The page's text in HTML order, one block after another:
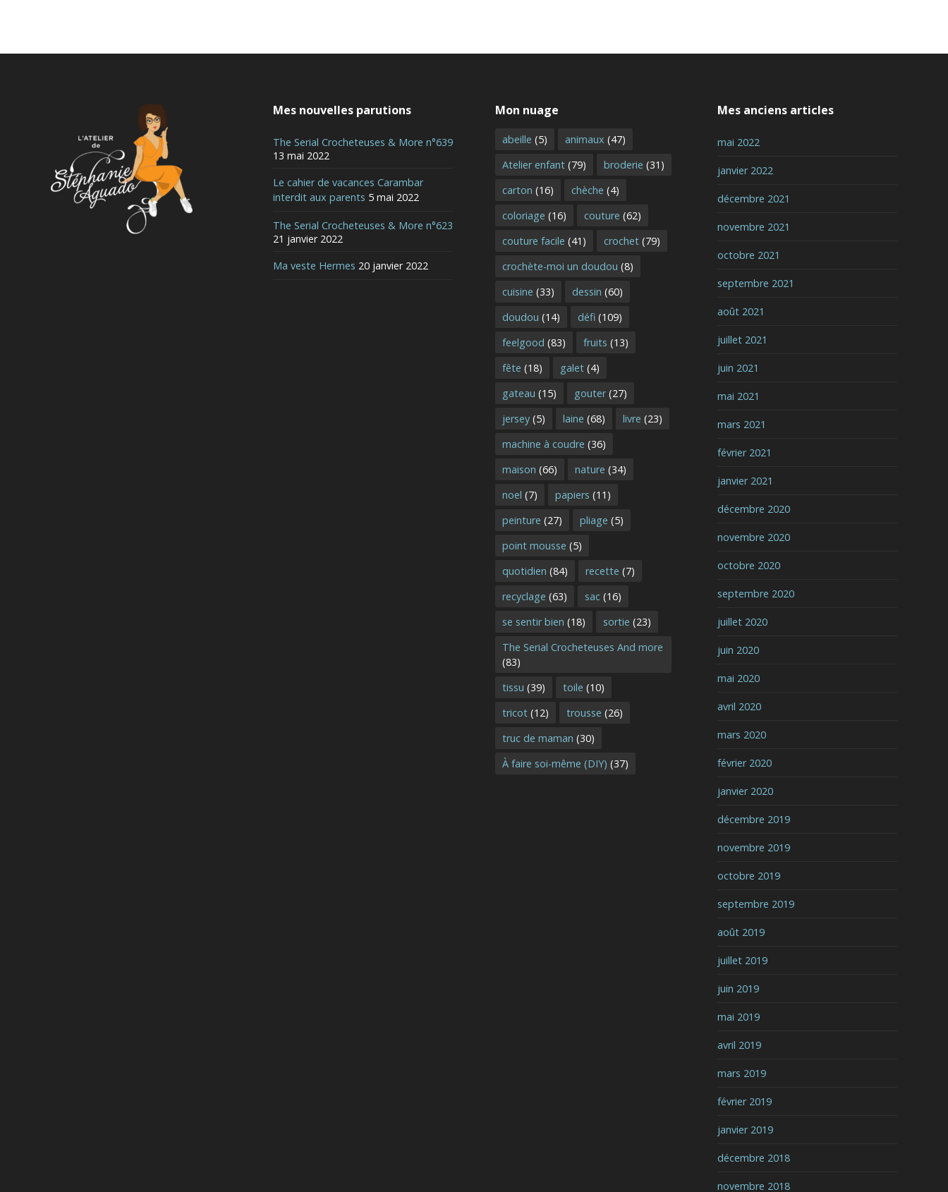
Mes nouvelles parutions
The Serial Crocheteuses & More n°639
13 mai 2022
Le cahier de vacances Carambar
interdit aux parents 5 mai 2022
The Serial Crocheteuses & More n°623
21 janvier 2022
Ma veste Hermes 20 janvier 2022
Mon nuage
abeille (5) animaux (47)
Atelier enfant (79) broderie (31)
carton (16) chèche (4)
coloriage (16) couture (62)
couture facile (41) crochet (79)
crochète-moi un doudou (8)
cuisine (33) dessin (60)
doudou (14) défi (109)
feelgood (83) fruits (13)
fête (18) galet (4)
gateau (15) gouter(27)
jersey (5) laine (68) livre (23)
machine à coudre (36)
maison (66) nature (34)
noel (7) papiers (11)
peinture (27) pliage (5)
point mousse (5)
quotidien (84) recette (7)
recyclage (63) sac (16)
se sentir bien (18) sortie (23)
The Serial Crocheteuses And more
(83)
tissu (39) toile (10)
tricot (12) trousse (26)
truc de maman (30)
À faire soi-même (DIY) (37)
Mes anciens articles
mai 2022
janvier 2022
décembre 2021
novembre 2021
octobre 2021
septembre 2021
août 2021
juillet 2021
juin 2021
mai 2021
mars 2021
février 2021
janvier 2021
décembre 2020
novembre 2020
octobre 2020
septembre 2020
juillet 2020
juin 2020
mai 2020
avril 2020
mars 2020
février 2020
janvier 2020
décembre 2019
novembre 2019
octobre 2019
septembre 2019
août 2019
juillet 2019
juin 2019
mai 2019
avril 2019
mars 2019
février 2019
janvier 2019
décembre 2018
novembre 2018